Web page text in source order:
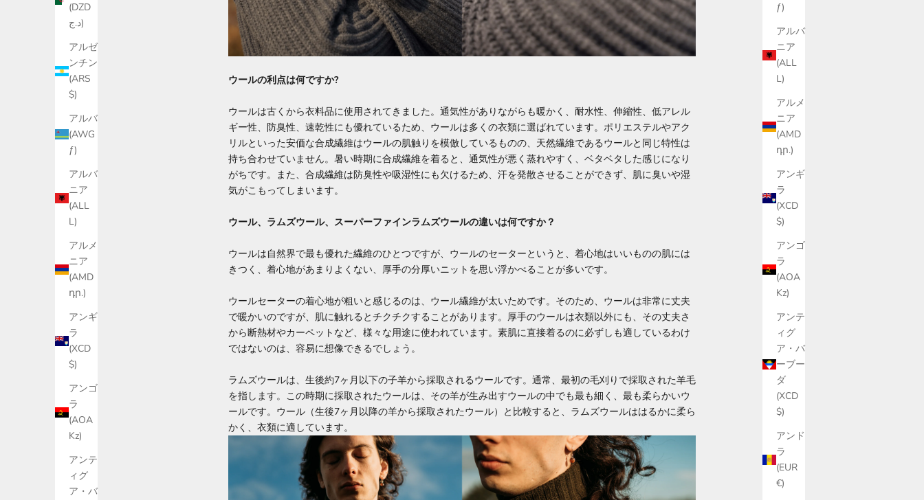
ƒ)
アルバ
ニア
(ALL
L)
アルメ
ニア
(AMD
դր.)
アンギ
ラ
(XCD
$)
アンゴ
ラ
(AOA
Kz)
アンテ
ィグ
ア・バ
ーブー
ダ
(XCD
$)
アンド
ラ
(EUR
€)
(DZD
د.ج)
アルゼ
ンチン
(ARS
$)
アルバ
(AWG
ƒ)
アルバ
ニア
(ALL
L)
アルメ
ニア
(AMD
դր.)
アンギ
ラ
(XCD
$)
アンゴ
ラ
(AOA
Kz)
アンテ
ィグ
ア・バ
ウールの利点は何ですか?
ウールは古くから衣料品に使用されてきました。通気性がありながらも暖かく、耐水性、伸縮性、低アレル
ギー性、防臭性、速乾性にも優れているため、ウールは多くの衣類に選ばれています。ポリエステルやアク
リルといった安価な合成繊維はウールの肌触りを模倣しているものの、天然繊維であるウールと同じ特性は
持ち合わせていません。暑い時期に合成繊維を着ると、通気性が悪く蒸れやすく、ベタベタした感じになり
がちです。また、合成繊維は防臭性や吸湿性にも欠けるため、汗を発散させることができず、肌に臭いや湿
気がこもってしまいます。
ウール、ラムズウール、 スーパーファインラムズウールの違いは何ですか？
ウールは自然界で最も優れた繊維のひとつですが、ウールのセーターというと、着心地はいいものの肌には
きつく、着心地があまりよくない、厚手の分厚いニットを思い浮かべることが多いです。
ウールセーターの着心地が粗いと感じるのは、ウール繊維が太いためです。そのため、ウールは非常に丈夫
で暖かいのですが、肌に触れるとチクチクすることがあります。厚手のウールは衣類以外にも、その丈夫さ
から断熱材やカーペットなど、様々な用途に使われています。素肌に直接着るのに必ずしも適しているわけ
ではないのは、容易に想像できるでしょう。
ラムズウールは、生後約7ヶ月以下の子羊から採取されるウールです。通常、最初の毛刈りで採取された羊毛
を指します。この時期に採取されたウールは、その羊が生み出すウールの中でも最も細く、最も柔らかいウ
ールです。ウール（生後7ヶ月以降の羊から採取されたウール）と比較すると、ラムズウールははるかに柔ら
かく、衣類に適しています。